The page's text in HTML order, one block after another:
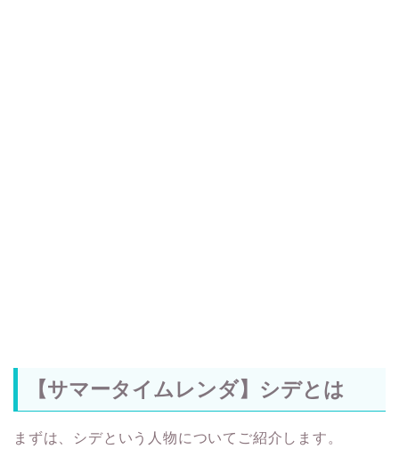
【サマータイムレンダ】シデとは
まずは、シデという人物についてご紹介します。